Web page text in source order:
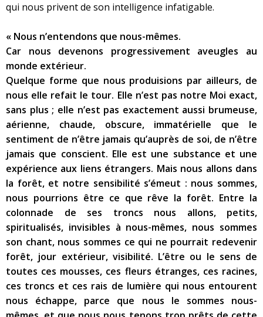
qui nous privent de son intelligence infatigable.
« Nous n’entendons que nous-mêmes.
Car nous devenons progressivement aveugles au
monde extérieur.
Quelque forme que nous produisions par ailleurs, de
nous elle refait le tour. Elle n’est pas notre Moi exact,
sans plus ; elle n’est pas exactement aussi brumeuse,
aérienne, chaude, obscure, immatérielle que le
sentiment de n’être jamais qu’auprès de soi, de n’être
jamais que conscient. Elle est une substance et une
expérience aux liens étrangers. Mais nous allons dans
la forêt, et notre sensibilité s’émeut : nous sommes,
nous pourrions être ce que rêve la forêt. Entre la
colonnade de ses troncs nous allons, petits,
spiritualisés, invisibles à nous-mêmes, nous sommes
son chant, nous sommes ce qui ne pourrait redevenir
forêt, jour extérieur, visibilité. L’être ou le sens de
toutes ces mousses, ces fleurs étranges, ces racines,
ces troncs et ces rais de lumière qui nous entourent
nous échappe, parce que nous le sommes nous-